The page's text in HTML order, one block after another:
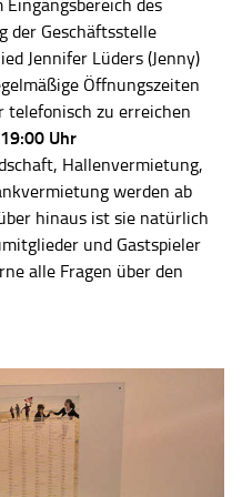
des
der Geschäftsstelle
Jennifer Lüders (Jenny)
Öffnungszeiten
telefonisch zu erreichen
Uhr
Hallenvermietung,
werden ab
hinaus ist sie natürlich
und Gastspieler
alle Fragen über den